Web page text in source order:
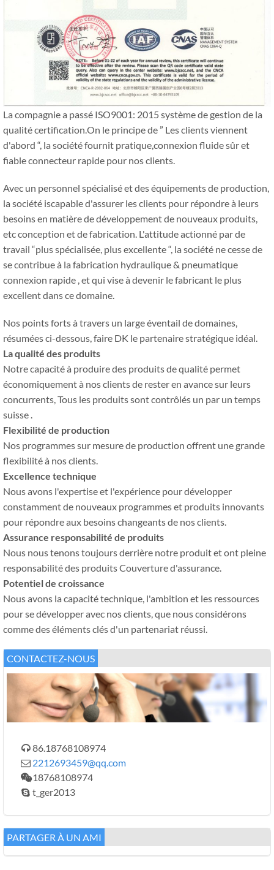
La compagnie a passé ISO9001: 2015 système de gestion de la
qualité certification.On le principe de ” Les clients viennent
d'abord “, la société fournit pratique,connexion fluide sûr et
fiable connecteur rapide pour nos clients.
Avec un personnel spécialisé et des équipements de production,
la société iscapable d'assurer les clients pour répondre à leurs
besoins en matière de développement de nouveaux produits,
etc conception et de fabrication. L'attitude actionné par de
travail “plus spécialisée, plus excellente “, la société ne cesse de
se contribue à la fabrication hydraulique & pneumatique
connexion rapide , et qui vise à devenir le fabricant le plus
excellent dans ce domaine.
Nos points forts à travers un large éventail de domaines,
résumées ci-dessous, faire DK le partenaire stratégique idéal.
La qualité des produits
Notre capacité à produire des produits de qualité permet
économiquement à nos clients de rester en avance sur leurs
concurrents, Tous les produits sont contrôlés un par un temps
suisse .
Flexibilité de production
Nos programmes sur mesure de production offrent une grande
flexibilité à nos clients.
Excellence technique
Nous avons l'expertise et l'expérience pour développer
constamment de nouveaux programmes et produits innovants
pour répondre aux besoins changeants de nos clients.
Assurance responsabilité de produits
Nous nous tenons toujours derrière notre produit et ont pleine
responsabilité des produits Couverture d'assurance.
Potentiel de croissance
Nous avons la capacité technique, l'ambition et les ressources
pour se développer avec nos clients, que nous considérons
comme des éléments clés d'un partenariat réussi.
CONTACTEZ-NOUS
 86.18768108974
 2212693459@qq.com
18768108974
 t_ger2013
PARTAGER À UN AMI